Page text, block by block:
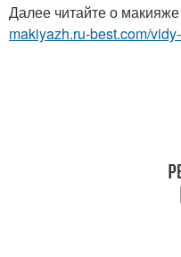
Далее читайте о
makiyazh.ru-best.com/